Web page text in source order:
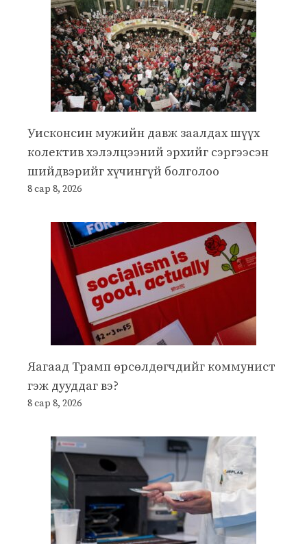
Уисконсин мужийн давж заалдах шүүх
колектив хэлэлцээний эрхийг сэргээсэн
шийдвэрийг хүчингүй болголоо
8 сар 8, 2026
Яагаад Трамп өрсөлдөгчдийг коммунист
гэж дууддаг вэ?
8 сар 8, 2026